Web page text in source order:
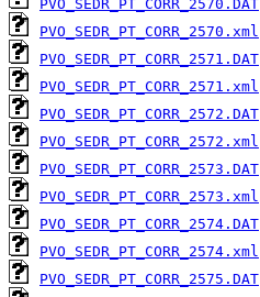
PVO_SEDR_PT_CORR_2570.DAT
PVO_SEDR_PT_CORR_2570.xml
PVO_SEDR_PT_CORR_2571.DAT
PVO_SEDR_PT_CORR_2571.xml
PVO_SEDR_PT_CORR_2572.DAT
PVO_SEDR_PT_CORR_2572.xml
PVO_SEDR_PT_CORR_2573.DAT
PVO_SEDR_PT_CORR_2573.xml
PVO_SEDR_PT_CORR_2574.DAT
PVO_SEDR_PT_CORR_2574.xml
PVO_SEDR_PT_CORR_2575.DAT